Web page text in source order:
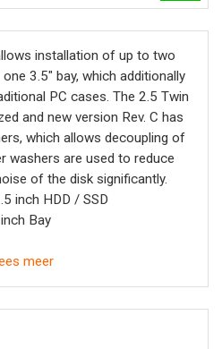
installation of up to two
3.5" bay, which additionally
PC cases. The 2.5 Twin
and new version Rev. C has
which allows decoupling of
washers are used to reduce
of the disk significantly.
inch HDD / SSD
Bay
meer